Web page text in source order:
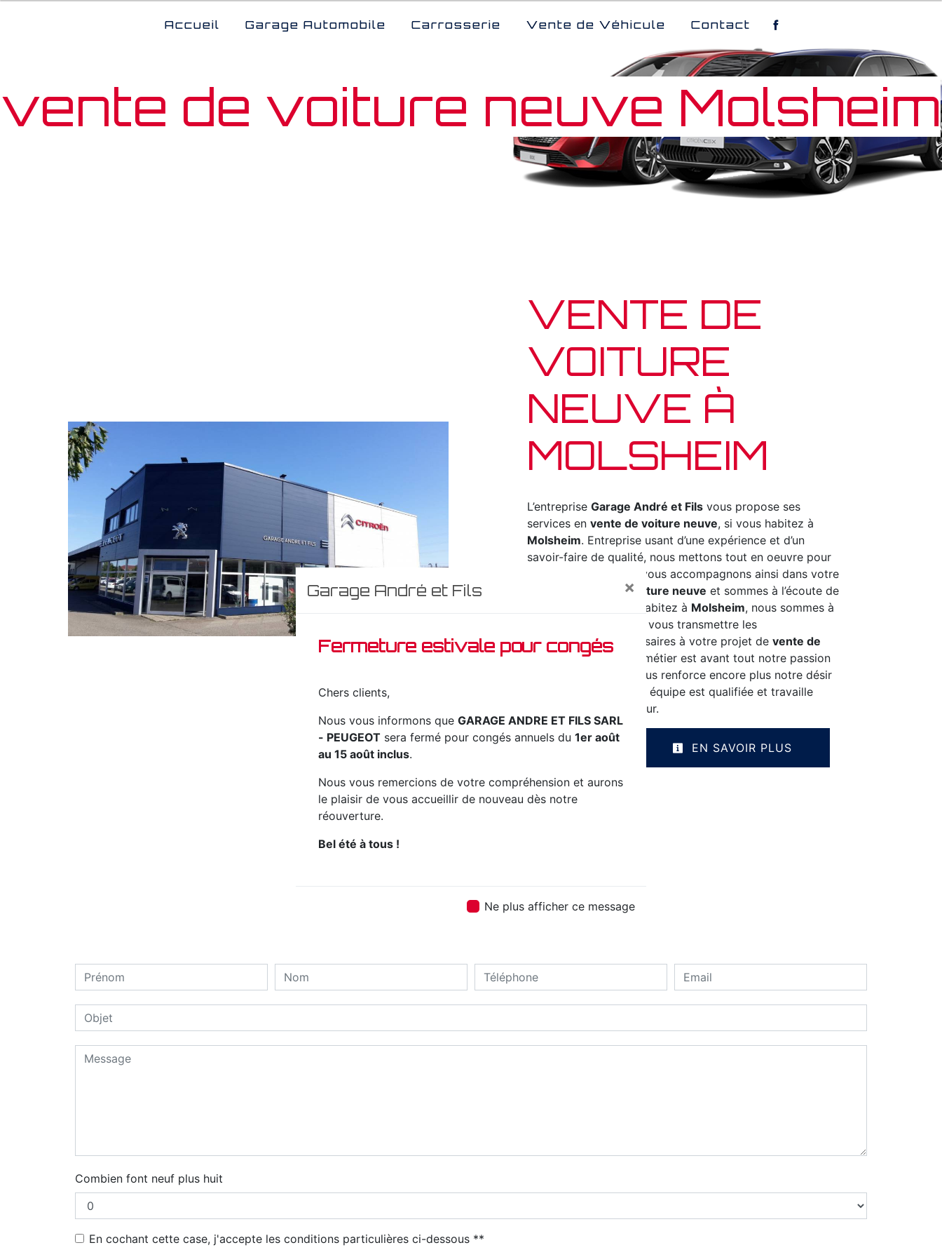
Garage André et Fils ×
Fermeture estivale pour congés
Chers clients,
Nous vous informons que GARAGE ANDRE ET FILS SARL
- PEUGEOT sera fermé pour congés annuels du 1er août
au 15 août inclus.
Nous vous remercions de votre compréhension et aurons
le plaisir de vous accueillir de nouveau dès notre
réouverture.
Bel été à tous !
Ne plus afficher ce message
Accueil Garage Automobile Carrosserie Vente de Véhicule Contact
vente de voiture neuve Molsheim
VENTE DE
VOITURE
NEUVE À
MOLSHEIM
L’entreprise Garage André et Fils vous propose ses
services en vente de voiture neuve, si vous habitez à
Molsheim. Entreprise usant d’une expérience et d’un
savoir-faire de qualité, nous mettons tout en oeuvre pour
vous satisfaire. Nous vous accompagnons ainsi dans votre
vente de voiture neuve et sommes à l’écoute de
vos besoins. Si vous habitez à Molsheim, nous sommes à
votre disposition pour vous transmettre les
renseignements nécessaires à votre projet de vente de
voiture neuve
. Notre métier est avant tout notre passion
et le partager avec vous renforce encore plus notre désir
de réussir. Toute notre équipe est qualifiée et travaille
avec propreté et rigueur.
EN SAVOIR PLUS
Contactez nous
Combien font neuf plus huit
En cochant cette case, j'accepte les conditions particulières ci-dessous **